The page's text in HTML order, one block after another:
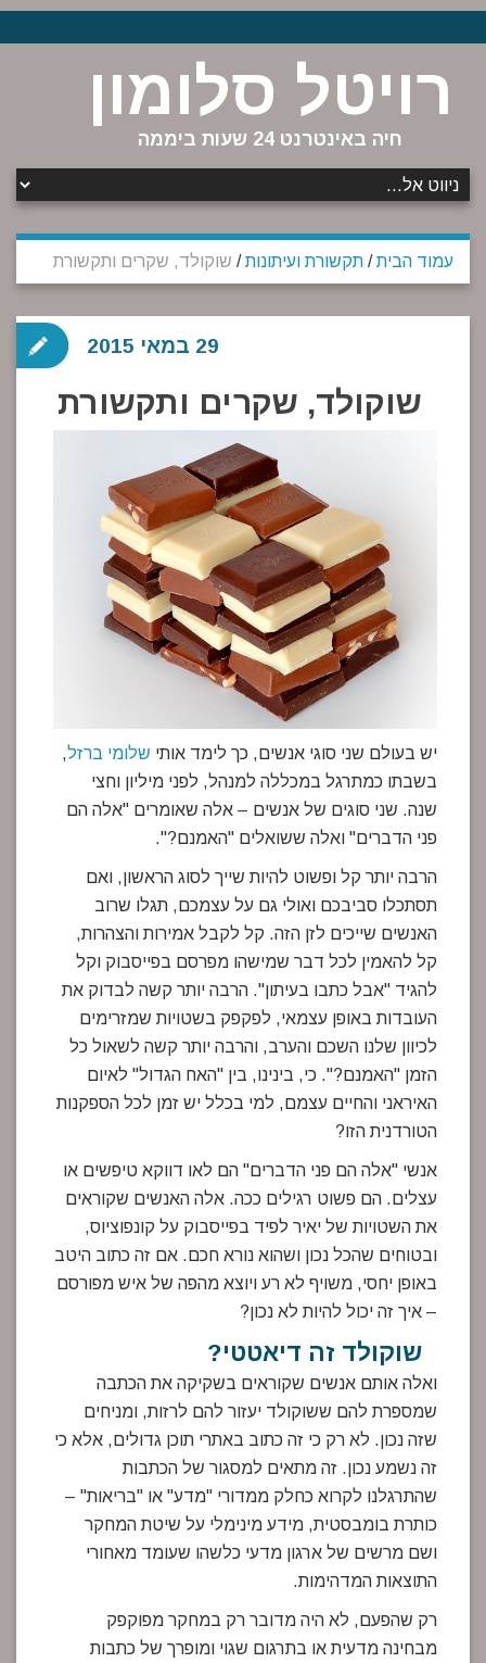
רויטל סלומון
חיה באינטרנט 24 שעות ביממה
עמוד הבית / תקשורת ועיתונות / שוקולד, שקרים ותקשורת
שוקולד, שקרים ותקשורת
יש בעולם שני סוגי אנשים, כך לימד אותי שלומי ברזל,
בשבתו כמתרגל במכללה למנהל, לפני מיליון וחצי
שנה. שני סוגים של אנשים – אלה שאומרים "אלה הם
פני הדברים" ואלה ששואלים "האמנם?".
הרבה יותר קל ופשוט להיות שייך לסוג הראשון, ואם
תסתכלו סביבכם ואולי גם על עצמכם, תגלו שרוב
האנשים שייכים לזן הזה. קל לקבל אמירות והצהרות,
קל להאמין לכל דבר שמישהו מפרסם בפייסבוק וקל
להגיד "אבל כתבו בעיתון". הרבה יותר קשה לבדוק את
העובדות באופן עצמאי, לפקפק בשטויות שמזרימים
לכיוון שלנו השכם והערב, והרבה יותר קשה לשאול כל
הזמן "האמנם?". כי, בינינו, בין "האח הגדול" לאיום
האיראני והחיים עצמם, למי בכלל יש זמן לכל הספקנות
הטורדנית הזו?
אנשי "אלה הם פני הדברים" הם לאו דווקא טיפשים או
עצלים. הם פשוט רגילים ככה. אלה האנשים שקוראים
את השטויות של יאיר לפיד בפייסבוק על קונפוציוס,
ובטוחים שהכל נכון ושהוא נורא חכם. אם זה כתוב היטב
באופן יחסי, משויף לא רע ויוצא מהפה של איש מפורסם
– איך זה יכול להיות לא נכון?
שוקולד זה דיאטטי?
ואלה אותם אנשים שקוראים בשקיקה את הכתבה
שמספרת להם ששוקולד יעזור להם לרזות, ומניחים
שזה נכון. לא רק כי זה כתוב באתרי תוכן גדולים, אלא כי
זה נשמע נכון. זה מתאים למסגור של הכתבות
שהתרגלנו לקרוא כחלק ממדורי "מדע" או "בריאות" –
כותרת בומבסטית, מידע מינימלי על שיטת המחקר
ושם מרשים של ארגון מדעי כלשהו שעומד מאחורי
התוצאות המדהימות.
רק שהפעם, לא היה מדובר רק במחקר מפוקפק
מבחינה מדעית או בתרגום שגוי ומופרך של כתבות
29 במאי 2015